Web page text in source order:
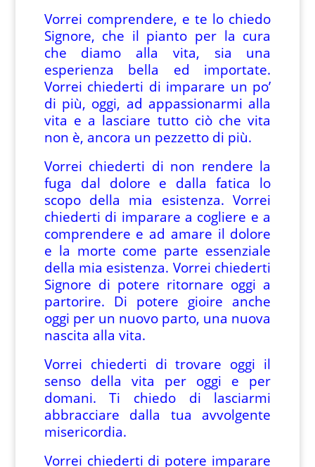
Vorrei comprendere, e te lo chiedo
Signore, che il pianto per la cura
che diamo alla vita, sia una
esperienza bella ed importate.
Vorrei chiederti di imparare un po’
di più, oggi, ad appassionarmi alla
vita e a lasciare tutto ciò che vita
non è, ancora un pezzetto di più.
Vorrei chiederti di non rendere la
fuga dal dolore e dalla fatica lo
scopo della mia esistenza. Vorrei
chiederti di imparare a cogliere e a
comprendere e ad amare il dolore
e la morte come parte essenziale
della mia esistenza. Vorrei chiederti
Signore di potere ritornare oggi a
partorire. Di potere gioire anche
oggi per un nuovo parto, una nuova
nascita alla vita.
Vorrei chiederti di trovare oggi il
senso della vita per oggi e per
domani. Ti chiedo di lasciarmi
abbracciare dalla tua avvolgente
misericordia.
Vorrei chiederti di potere imparare